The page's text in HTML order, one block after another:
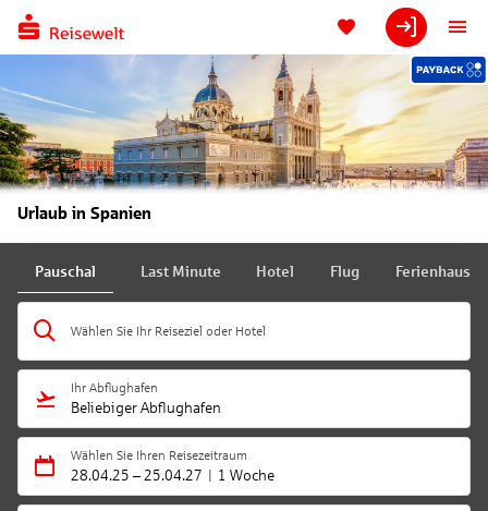
Urlaub in Spanien
Pauschal Last Minute Hotel Flug Ferienhaus
Wählen Sie Ihr Reiseziel oder Hotel
Ihr Abflughafen
Beliebiger Abflughafen
Wählen Sie Ihren Reisezeitraum
28.04.25 – 25.04.27 1 Woche